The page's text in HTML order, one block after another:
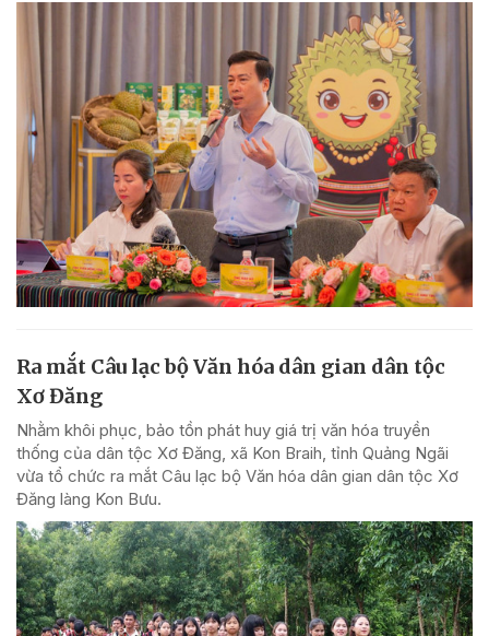
Ra mắt Câu lạc bộ Văn hóa dân gian dân tộc
Xơ Đăng
Nhằm khôi phục, bảo tồn phát huy giá trị văn hóa truyền
thống của dân tộc Xơ Đăng, xã Kon Braih, tỉnh Quảng Ngãi
vừa tổ chức ra mắt Câu lạc bộ Văn hóa dân gian dân tộc Xơ
Đăng làng Kon Bưu.